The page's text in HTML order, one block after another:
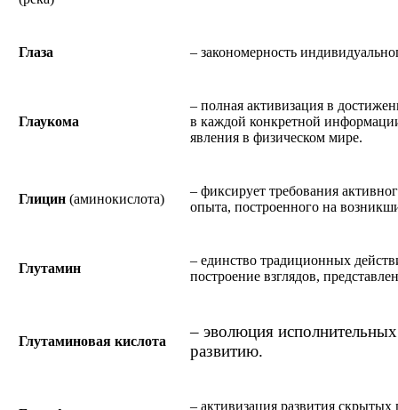
Глаза – закономерность
Глаукома
– полная активизация в
в каждой конкретной
явления в физическом мире.
Глицин (аминокислота)
– фиксирует требования
опыта, построенного на
Глутамин
– единство традиционных
построение взглядов,
Глутаминовая кислота
– эволюция
развитию.
– активизация развития